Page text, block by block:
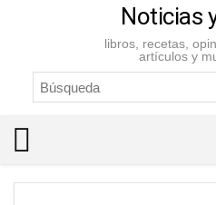
Noticias
libros, recetas,
artículos y